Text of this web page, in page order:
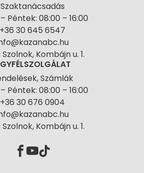
Szaktanácsadás
Péntek: 08:00 – 16:00
+36 30 645 6547
Kombájn u. 1.
Számlák
Péntek: 08:00 – 16:00
+36 30 676 0904
Kombájn u. 1.